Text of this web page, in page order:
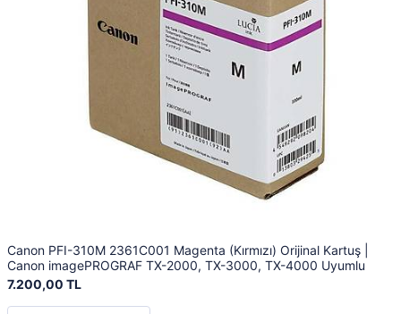
Canon PFI-310M 2361C001 Magenta (Kırmızı) Orijinal Kartuş |
Canon imagePROGRAF TX-2000, TX-3000, TX-4000 Uyumlu
7.200,00 TL